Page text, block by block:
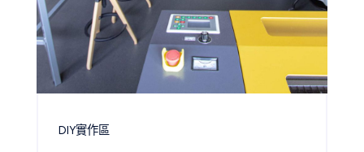
DIY實作區